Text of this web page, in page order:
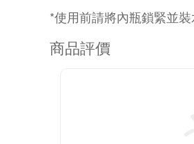
*使用前請將內瓶鎖緊並
商品評價